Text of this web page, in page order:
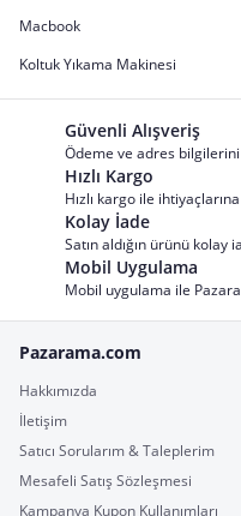
Macbook
Koltuk Yıkama Makinesi
Güvenli Alışveriş
Ödeme ve adres
Hızlı Kargo
Hızlı kargo ile
Kolay İade
Satın aldığın ürünü kolay
Mobil Uygulama
Mobil uygulama ile
Pazarama.com
Hakkımızda
İletişim
Satıcı Sorularım & Taleplerim
Mesafeli Satış Sözleşmesi
Kampanya Kupon Kullanımları